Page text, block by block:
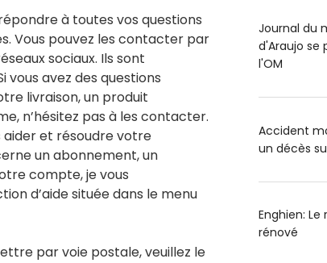
à toutes vos questions
Vous pouvez les contacter par
sociaux. Ils sont
vous avez des questions
livraison, un produit
n’hésitez pas à les contacter.
aider et résoudre votre
un abonnement, un
compte, je vous
d’aide située dans le menu
par voie postale, veuillez le
Journal du
d'Araujo se
l'OM
Accident
un décès
Enghien:
rénové